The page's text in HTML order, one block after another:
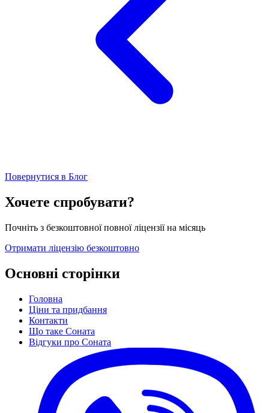
Повернутися в Блог
Хочете спробувати?
Почніть з безкоштовної повної ліцензії на місяць
Отримати ліцензію безкоштовно
Основні сторінки
Головна
Ціни та придбання
Контакти
Що таке Соната
Відгуки про Соната